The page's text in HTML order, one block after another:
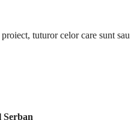
tuturor celor care sunt sau